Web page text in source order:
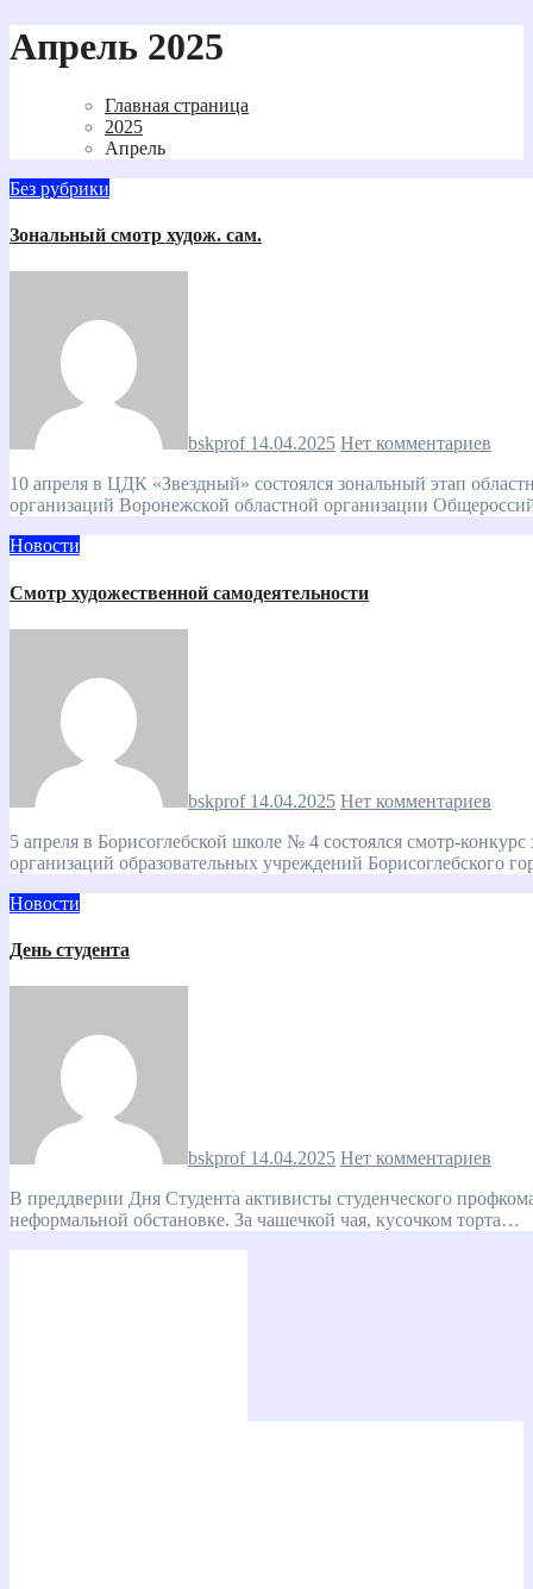
Апрель 2025
Главная страница
2025
Апрель
Без рубрики
Зональный смотр худож. сам.
bskprof 14.04.2025 Нет комментариев
10 апреля в ЦДК «Звездный» состоялся зональный этап областного смотра художественной самодеятельности профсоюзных
организаций Воронежской областной организации
Новости
Смотр художественной самодеятельности
bskprof 14.04.2025 Нет комментариев
5 апреля в Борисоглебской школе № 4 состоялся смотр-конкурс художественной самодеятельности первичных профсоюзных
организаций образовательных учреждений Борисоглебского
Новости
День студента
bskprof 14.04.2025 Нет комментариев
В преддверии Дня Студента активисты студенческого профкома ГБПОУ ВО «БТПИТ» решили провести своё заседание в
неформальной обстановке. За чашечкой чая, кусочком торта…